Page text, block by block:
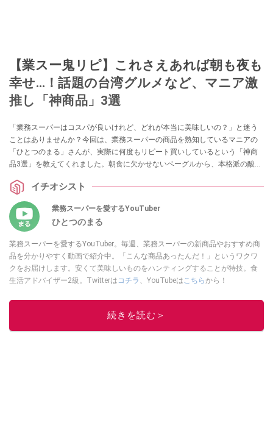
【業スー鬼リピ】これさえあれば朝も夜も
幸せ…！話題の台湾グルメなど、マニア激
推し「神商品」3選
「業務スーパーはコスパが良いけれど、どれが本当に美味しいの？」と迷う
ことはありませんか？今回は、業務スーパーの商品を熟知しているマニアの
「ひとつのまる」さんが、実際に何度もリピート買いしているという「神商
品3選」を教えてくれました。朝食に欠かせないベーグルから、本格派の酸っ
紹介します。イチオシスト
業務スーパーを愛するYouTuber
ひとつのまる
業務スーパーを愛するYouTuber。毎週、業務スーパーの新商品やおすすめ商
品を分かりやすく動画で紹介中。「こんな商品あったんだ！」というワクワ
クをお届けします。安くて美味しいものをハンティングすることが特技。食
生活アドバイザー2級。Twitterは コチラ 、YouTubeはこちらから！
このイチオシストの他の記事を読む
続きを読む＞